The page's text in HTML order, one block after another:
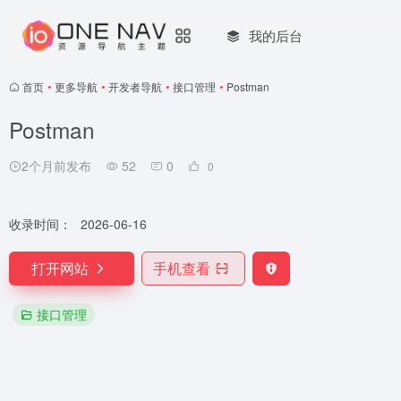
我的后台
首页 • 更多导航 • 开发者导航 • 接口管理 • Postman
Postman
2个月前发布 52 0 0
收录时间： 2026-06-16
打开网站 手机查看
接口管理